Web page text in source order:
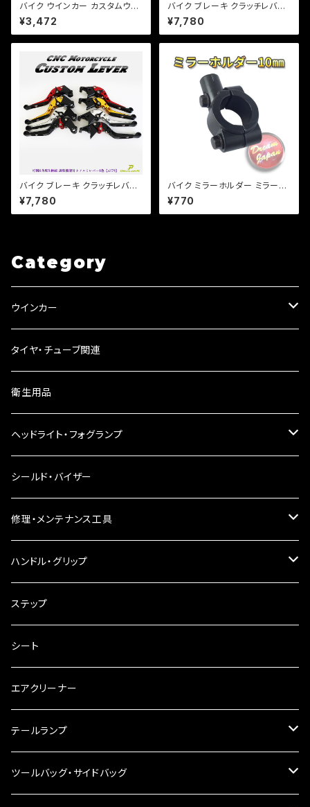
バイク ウインカー カスタムウイ
ンカー ver.1 【シルバー/スモー
クレンズ】 汎用 2個セット CB/X
JR/Z/ゼファー/バリオス/a254
¥3,472
バイク ブレーキ クラッチレバー
左右セット ヤマハ カワサキ YZF
XJR ZXR ZZR 他 【a380】 可
倒&角度&伸縮 調整機能付き
¥7,780
バイク ブレーキ クラッチレバー
左右セット ホンダ系 ジェイド マ
グナ ホーネット 他 【a379】 可
倒&角度&伸縮 調整機能付き
¥7,780
バイク ミラーホルダー ミラーク
ランプ マウント 10mm正ネジ
用/22.2mmハンドル/ブラック/
エストレア/SR/ 【クリックポス
¥770
Category
ウインカー
ウインカーリレー
ウインカーレンズ
LEDウインカー
電球型ウインカー
バードゲージウインカー
ウインカークランプ
タイヤ・チューブ関連
衛生用品
ヘッドライト・フォグランプ
ヘッドライト
フォグランプ
配線・リレー
シールド・バイザー
修理・メンテナンス工具
インテークマニホールド
電装・配線・キボシ等
キャブレター
チェーン
工具類
ハンドル・グリップ
グリップ
バーハン
ハンドルパーツ
ハンドルスイッチ
その他
ハンドルポスト
ハンドルブレース
ステップ
シート
エアクリーナー
テールランプ
ナンバー灯
ツールバッグ・サイドバッグ